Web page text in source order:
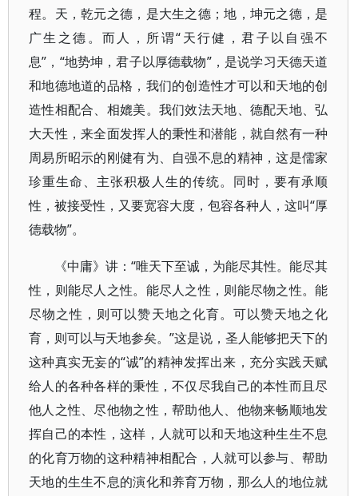
程。天，乾元之德，是大生之德；地，坤元之德，是
广生之德。而人，所谓“天行健，君子以自强不
息”，“地势坤，君子以厚德载物”，是说学习天德天道
和地德地道的品格，我们的创造性才可以和天地的创
造性相配合、相媲美。我们效法天地、德配天地、弘
大天性，来全面发挥人的秉性和潜能，就自然有一种
周易所昭示的刚健有为、自强不息的精神，这是儒家
珍重生命、主张积极人生的传统。同时，要有承顺
性，被接受性，又要宽容大度，包容各种人，这叫“厚
德载物”。
《中庸》讲：“唯天下至诚，为能尽其性。能尽其
性，则能尽人之性。能尽人之性，则能尽物之性。能
尽物之性，则可以赞天地之化育。可以赞天地之化
育，则可以与天地参矣。”这是说，圣人能够把天下的
这种真实无妄的“诚”的精神发挥出来，充分实践天赋
给人的各种各样的秉性，不仅尽我自己的本性而且尽
他人之性、尽他物之性，帮助他人、他物来畅顺地发
挥自己的本性，这样，人就可以和天地这种生生不息
的化育万物的这种精神相配合，人就可以参与、帮助
天地的生生不息的演化和养育万物，那么人的地位就